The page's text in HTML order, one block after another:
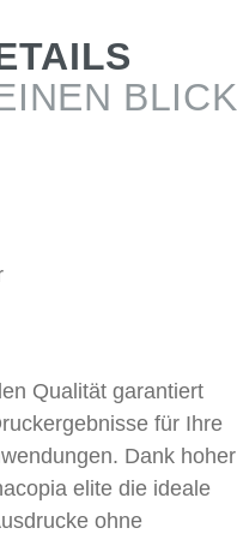
BLICK
Qualität garantiert
für Ihre
Dank hoher
elite die ideale
ohne